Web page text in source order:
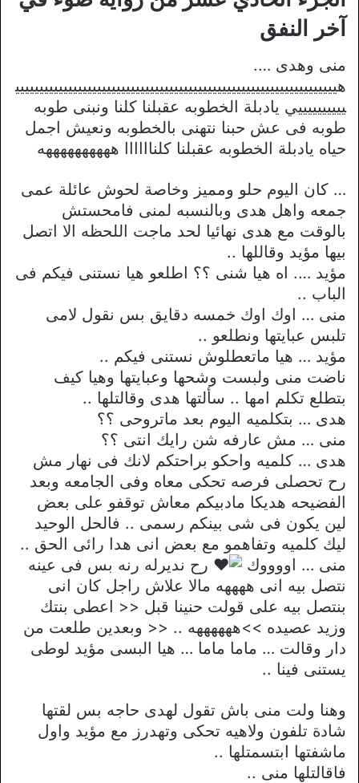
آخر النفق
منى وهدى ….
هييييييييييييييييييييييييييييييييييييييييييييييييييييييييييييييييييي
ييييييييييي يادبلة الخطوبه عقبلنا كلنا ونبنى طوبه
طوبه فى عش حبنا نتهنى بالخطوبه ونعيش اجمل
حياه يادبلة الخطوبه عقبلنا كلناااااا ههههههههههه
… كان اليوم حلو ومميز وخاصة لحوش عائلة عمى
جمعه واهل هدى وبالنسبه لمنى فامحستش
بالوقت مع هدى نهائيا لحد ماجت اللحظه الا اتصل
بيها مؤيد وقاللها ..
مؤيد …. اه هيا شنى ؟؟ اطلعو هيا نستنى فيكم فى
الباب ..
منى … اوك اوك خمسه دقايق بس نقول لامى
تلبس عبايتها ونطلعو ..
مؤيد … هيا ماتعطلوش نستنى فيكم ..
ناضت منى ولبست وشحها وعبايتها وهيا كيف
بتطلع تكلم امها .. سألتها هدى وقالتلها ..
هدى … بتكلميه اليوم بعد ماتروحى ؟؟
منى … مش عارفه شن رايك انتى ؟؟
هدى … كلميه واحكو براحتكم لانك فى نهار مش
رح تحصلى فرصه تحكى معاه وفى الجامعه وبعد
الفضيحه هديكا مادبيكم معاش توقفو على بعض
لين يكون فى شى بينكم رسمى .. فالحل الوحيد
ليك كلميه وتفاهمو مع بعض انى هدا رائى الحق ..
منى … اووووك
رح نديرله رنه بس فى عينه
نتصل بيه انى ههههه مالا علاش راجل كان انى
بنتصل بيه على قولت حنينا قبل << اعطى بنتك
وزيد عصيده >>ههههههه .. << وبعدين طلعت من
دار وقالت … ماما ماما … هيا البسى مؤيد لوطى
يستنى فينا ..
وهنا ولت منى باش تقول لهدى حاجه بس لقتها
شادة تلفون ولاهيه تحكى وتهدرز مع مؤيد واول
ماشفتها ابتسمتلها ..
فاقالتلها منى ..